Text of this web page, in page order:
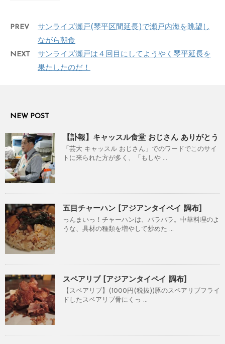
PREV
サンライズ瀬戸(琴平区間延長)で瀬戸内海を眺望し
ながら朝食
NEXT
サンライズ瀬戸は４回目にしてようやく琴平延長を
果たしたのだ！
NEW POST
【訃報】キャッスル食堂 おじさん ありがとう
「芸大 キャッスル おじさん」でのワードでこのサイ
トに来られた方が多く、「もしや ...
五目チャーハン [アジアンタイペイ 調布]
っんまいっ！チャーハンは、パラパラ。中華料理のよ
うな、具材の種類を増やして炒めた ...
スペアリブ [アジアンタイペイ 調布]
【スペアリブ】(1000円(税抜))豚のスペアリブフライ
ドしたスペアリブ骨にくっ ...